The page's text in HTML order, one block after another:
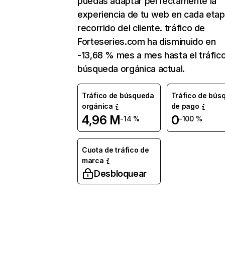
experiencia de tu web en cada
recorrido del cliente. tráfico de
Forteseries.com ha disminuido en
-13,68 % mes a mes hasta el
búsqueda orgánica actual.
Tráfico de búsqueda
orgánica
4,96 M-14 %
Tráfico de
de pago
0-100 %
Cuota de tráfico de
marca
Desbloquear